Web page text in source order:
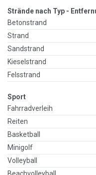
Strände nach Typ -
Betonstrand
Strand
Sandstrand
Kieselstrand
Felsstrand
Sport
Fahrradverleih
Reiten
Basketball
Minigolf
Volleyball